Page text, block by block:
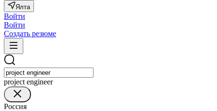
Ялта
Войти
Войти
Создать резюме
project engineer
Россия